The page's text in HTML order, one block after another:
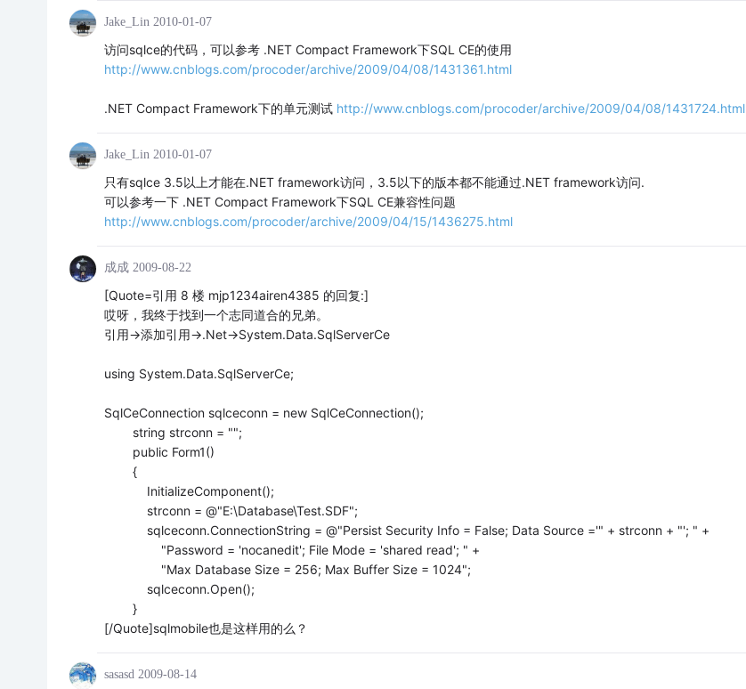
Jake_Lin 2010-01-07
访问sqlce的代码，可以参考 .NET Compact Framework下SQL CE的使用
http://www.cnblogs.com/procoder/archive/2009/04/08/1431361.html
.NET Compact Framework下的单元测试 http://www.cnblogs.com/procoder/archive/2009/04/08/1431724.html
Jake_Lin 2010-01-07
只有sqlce 3.5以上才能在.NET framework访问，3.5以下的版本都不能通过.NET framework访问.
可以参考一下 .NET Compact Framework下SQL CE兼容性问题
http://www.cnblogs.com/procoder/archive/2009/04/15/1436275.html
成成 2009-08-22
[Quote=引用 8 楼 mjp1234airen4385 的回复:]
哎呀，我终于找到一个志同道合的兄弟。
引用->添加引用->.Net->System.Data.SqlServerCe
using System.Data.SqlServerCe;
SqlCeConnection sqlceconn = new SqlCeConnection();
string strconn = "";
public Form1()
{
InitializeComponent();
strconn = @"E:\Database\Test.SDF";
sqlceconn.ConnectionString = @"Persist Security Info = False; Data Source ='" + strconn + "'; " +
"Password = 'nocanedit'; File Mode = 'shared read'; " +
"Max Database Size = 256; Max Buffer Size = 1024";
sqlceconn.Open();
}
[/Quote]sqlmobile也是这样用的么？
sasasd 2009-08-14